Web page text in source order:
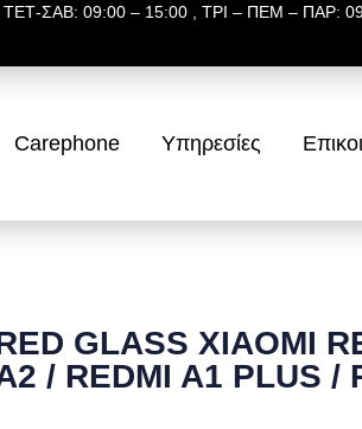
ΤΕΤ-ΣΑΒ: 09:00 – 15:00 , ΤΡΙ – ΠΕΜ – ΠΑΡ:
Carephone Υπηρεσίες
GLASS XIAOMI
/ REDMI A1 PLUS /